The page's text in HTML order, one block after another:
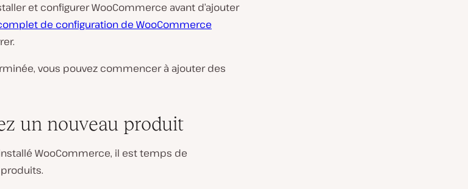
et configurer WooCommerce avant d’ajouter
de configuration de WooCommerce
vous pouvez commencer à ajouter des
un nouveau produit
WooCommerce, il est temps de